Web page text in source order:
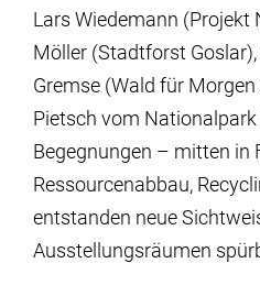
Lars Wiedemann (Projekt
Möller (Stadtforst
Gremse (Wald für Morgen
Pietsch vom Nationalpark
Begegnungen – mitten in
Ressourcenabbau,
entstanden neue
Ausstellungsräumen